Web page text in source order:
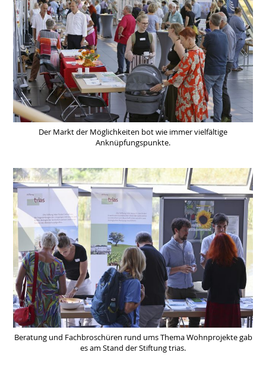
Der Markt der Möglichkeiten bot wie immer vielfältige
Anknüpfungspunkte.
Beratung und Fachbroschüren rund ums Thema Wohnprojekte gab
es am Stand der Stiftung trias.